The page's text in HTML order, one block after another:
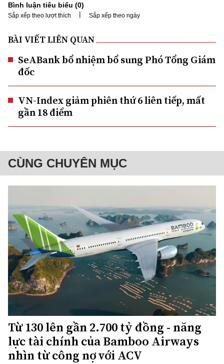
Bình luận tiêu biểu (0)
Sắp xếp theo lượt thích | Sắp xếp theo ngày
BÀI VIẾT LIÊN QUAN
SeABank bổ nhiệm bổ sung Phó Tổng Giám
đốc
VN-Index giảm phiên thứ 6 liên tiếp, mất
gần 18 điểm
CÙNG CHUYÊN MỤC
Từ 130 lên gần 2.700 tỷ đồng - năng
lực tài chính của Bamboo Airways
nhìn từ công nợ với ACV